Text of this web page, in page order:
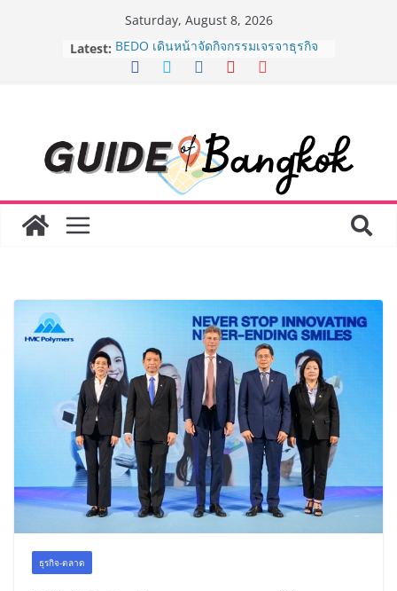
Saturday, August 8, 2026
Latest: BEDO เดินหน้าจัดกิจกรรมเจรจาธุรกิจ
“BIO TRADE CONNECT 2026” ยก
สด ดอกไม้ประดิษฐ์ พวงมาลัย และสังฆ
ภัณฑ์ครบวงจร ขอเชิญเลือกซื้อมาลัย
และของขวัญต้อนรับวันแม่ เปิดให้
บริการทุกวันตลอด 24 ชั่วโมง
Guangzhou Yinghao School เผยวิสัย
8.8 “ซูเลียน” รวมพลังนักธุรกิจทั่ว
ประเทศ จัดประชุมใหญ่แห่งปี พบ CEO
“ดร.ปิยะวัฒน์” ถ่ายทอดวิสัยทัศน์ธุรกิจ
พร้อมฟรีคอนเสิร์ต “โชค รถแห่” ยกวง
AirAsia X SEE FAH พันธมิตรทางธุรกิจ
ยาวนานกว่า 20 ปี ต่อยอดเสิร์ฟความ
อร่อย ยกเมนูระดับตำนาน “ข้าวหน้าไก่
ราชวงศ์” พุ่งทะยานสู่น่านฟ้า
ธุรกิจ-ตลาด